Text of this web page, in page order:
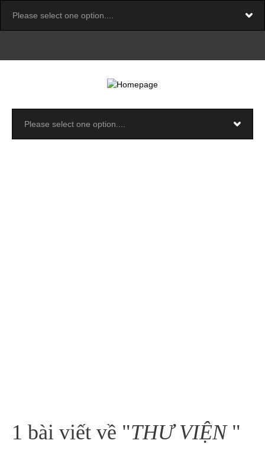
1 bài viết về "THƯ VIỆN "